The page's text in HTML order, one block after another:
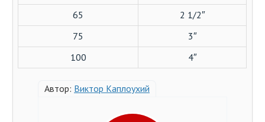
65
2 1/2″
75
3″
100
4″
Автор: Виктор Каплоухий